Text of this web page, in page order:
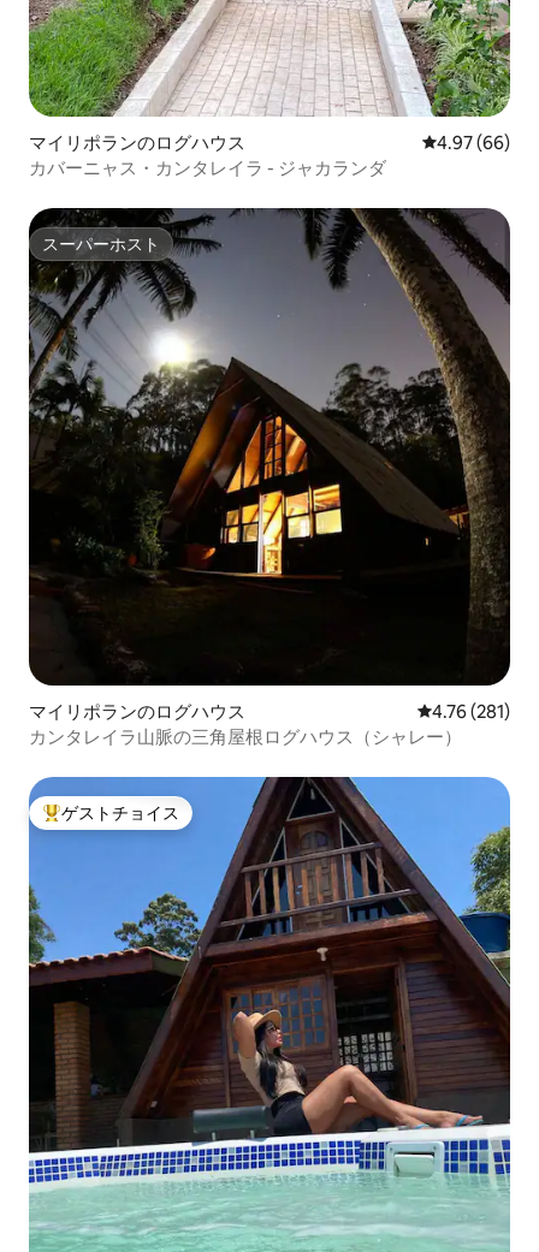
マイリポランのログハウス レビュー66
4.97 (66)
カバーニャス・カンタレイラ - ジャカランダ
スーパーホスト
スーパーホスト
マイリポランのログハウス レビュー281
4.76 (281)
カンタレイラ山脈の三角屋根ログハウス（シャレー）
大好評のゲストチョイスです。
ゲストチョイス